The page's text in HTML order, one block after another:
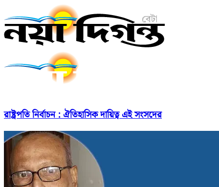
রাষ্ট্রপতি নির্বাচন : ঐতিহাসিক দায়িত্ব এই সংসদের